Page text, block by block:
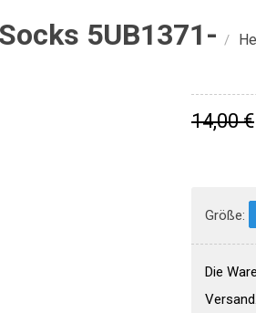
5UB1371- /
14,00 €
Größe:
Die
Versand.